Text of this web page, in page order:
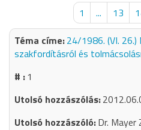
1 ... 13
24/1986. (VI. 26.)
szakfordításról és
1
Dr.